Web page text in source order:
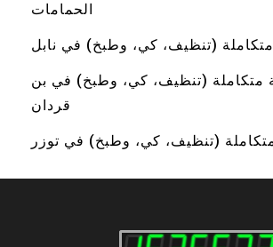
الحمامات
(تنظيف، كي، وطبخ) في نابل
متكاملة (تنظيف، كي، وطبخ) في بن
قردان
(تنظيف، كي، وطبخ) في توزر